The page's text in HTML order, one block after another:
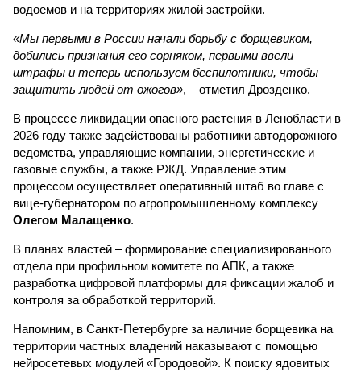
водоемов и на территориях жилой застройки.
«Мы первыми в России начали борьбу с борщевиком,
добились признания его сорняком, первыми ввели
штрафы и теперь используем беспилотники, чтобы
защитить людей от ожогов», – отметил Дрозденко.
В процессе ликвидации опасного растения в Ленобласти в
2026 году также задействованы работники автодорожного
ведомства, управляющие компании, энергетические и
газовые службы, а также РЖД. Управление этим
процессом осуществляет оперативный штаб во главе с
вице-губернатором по агропромышленному комплексу
Олегом Малащенко.
В планах властей – формирование специализированного
отдела при профильном комитете по АПК, а также
разработка цифровой платформы для фиксации жалоб и
контроля за обработкой территорий.
Напомним, в Санкт-Петербурге за наличие борщевика на
территории частных владений наказывают с помощью
нейросетевых модулей «Городовой». К поиску ядовитых